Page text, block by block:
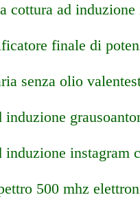
cottura ad induzione
finale di
senza olio
induzione instagram
500 mhz